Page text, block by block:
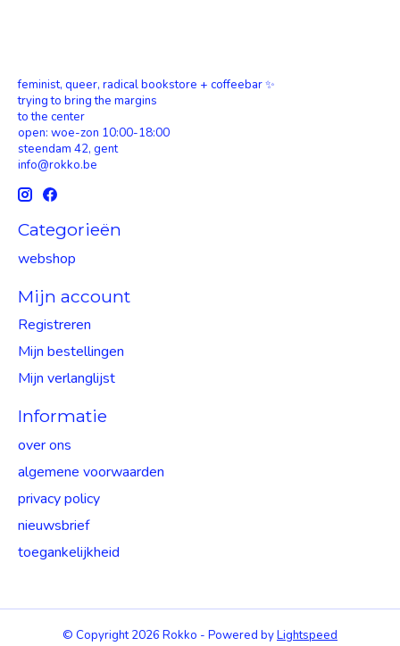
feminist, queer, radical bookstore + coffeebar ✨
trying to bring the margins
to the center
open: woe-zon 10:00-18:00
steendam 42, gent
info@rokko.be
Categorieën
webshop
Mijn account
Registreren
Mijn bestellingen
Mijn verlanglijst
Informatie
over ons
algemene voorwaarden
privacy policy
nieuwsbrief
toegankelijkheid
© Copyright 2026 Rokko - Powered byLightspeed